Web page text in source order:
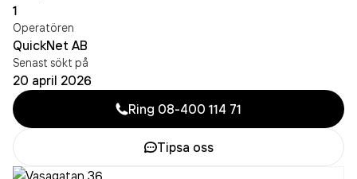
1
Operatören
QuickNet AB
Senast sökt på
20 april 2026
Ring 08-400 114 71
Tipsa oss